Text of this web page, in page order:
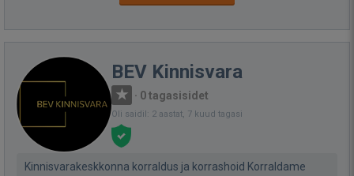
BEV Kinnisvara
· 0 tagasisidet
Oli saidil: 2 aastat, 7 kuud tagasi
Kinnisvarakeskkonna korraldus ja korrashoid Korraldame